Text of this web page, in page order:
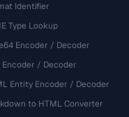
Identifier
Type Lookup
Encoder / Decoder
Encoder / Decoder
Entity Encoder / Decoder
to HTML Converter